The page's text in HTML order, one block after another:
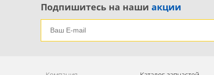
Подпишитесь на наши акции